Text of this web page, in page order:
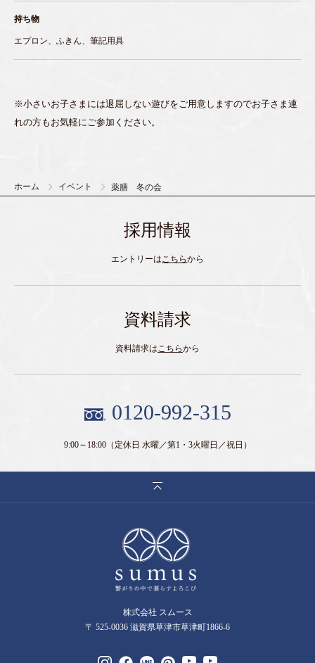
持ち物
エプロン、ふきん、筆記用具
※小さいお子さまには退屈しない遊びをご用意しますのでお子さま連
れの方もお気軽にご参加ください。
ホーム イベント 薬膳 冬の会
採用情報
エントリーは こちらから
資料請求
資料請求はこちらから
0120-992-315
9:00～18:00（定休日 水曜／第1・3火曜日／祝日）
株式会社 スムース
〒 525-0036 滋賀県草津市草津町1866-6